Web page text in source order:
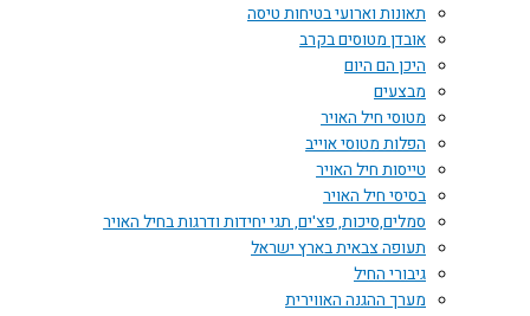
תאונות וארועי בטיחות טיסה
אובדן מטוסים בקרב
היכן הם היום
מבצעים
מטוסי חיל האויר
הפלות מטוסי אוייב
טייסות חיל האויר
בסיסי חיל האויר
סמלים,סיכות, פצ'ים, תגי יחידות ודרגות בחיל האויר
תעופה צבאית בארץ ישראל
גיבורי החיל
מערך ההגנה האווירית